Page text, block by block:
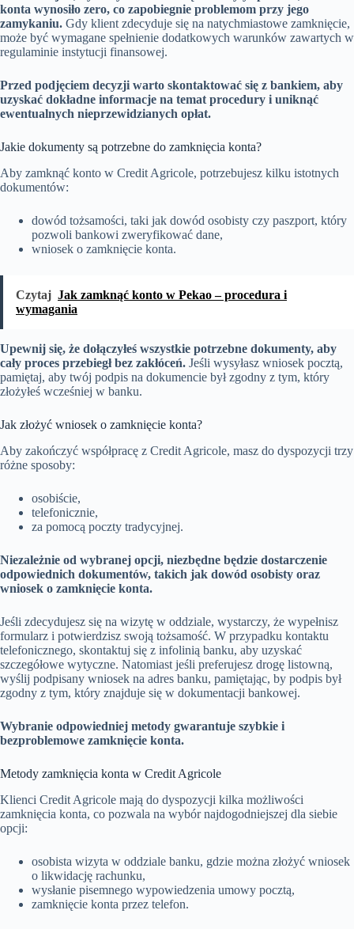
konta wynosiło zero, co zapobiegnie problemom przy jego
zamykaniu. Gdy klient zdecyduje się na natychmiastowe zamknięcie,
może być wymagane spełnienie dodatkowych warunków zawartych w
regulaminie instytucji finansowej.
Przed podjęciem decyzji warto skontaktować się z bankiem, aby
uzyskać dokładne informacje na temat procedury i uniknąć
ewentualnych nieprzewidzianych opłat.
Jakie dokumenty są potrzebne do zamknięcia konta?
Aby zamknąć konto w Credit Agricole, potrzebujesz kilku istotnych
dokumentów:
dowód tożsamości, taki jak dowód osobisty czy paszport, który
pozwoli bankowi zweryfikować dane,
wniosek o zamknięcie konta.
Czytaj Jak zamknąć konto w Pekao – procedura i
wymagania
Upewnij się, że dołączyłeś wszystkie potrzebne dokumenty, aby
cały proces przebiegł bez zakłóceń. Jeśli wysyłasz wniosek pocztą,
pamiętaj, aby twój podpis na dokumencie był zgodny z tym, który
złożyłeś wcześniej w banku.
Jak złożyć wniosek o zamknięcie konta?
Aby zakończyć współpracę z Credit Agricole, masz do dyspozycji trzy
różne sposoby:
osobiście,
telefonicznie,
za pomocą poczty tradycyjnej.
Niezależnie od wybranej opcji, niezbędne będzie dostarczenie
odpowiednich dokumentów, takich jak dowód osobisty oraz
wniosek o zamknięcie konta.
Jeśli zdecydujesz się na wizytę w oddziale, wystarczy, że wypełnisz
formularz i potwierdzisz swoją tożsamość. W przypadku kontaktu
telefonicznego, skontaktuj się z infolinią banku, aby uzyskać
szczegółowe wytyczne. Natomiast jeśli preferujesz drogę listowną,
wyślij podpisany wniosek na adres banku, pamiętając, by podpis był
zgodny z tym, który znajduje się w dokumentacji bankowej.
Wybranie odpowiedniej metody gwarantuje szybkie i
bezproblemowe zamknięcie konta.
Metody zamknięcia konta w Credit Agricole
Klienci Credit Agricole mają do dyspozycji kilka możliwości
zamknięcia konta, co pozwala na wybór najdogodniejszej dla siebie
opcji:
osobista wizyta w oddziale banku, gdzie można złożyć wniosek
o likwidację rachunku,
wysłanie pisemnego wypowiedzenia umowy pocztą,
zamknięcie konta przez telefon.